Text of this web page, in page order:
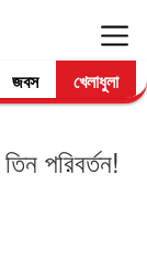
জবস খেলাধুলা
পরিবর্তন!